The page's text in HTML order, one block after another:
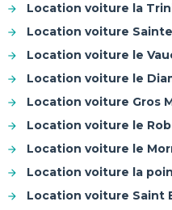
Location voiture la
Location voiture
Location voiture le
Location voiture le
Location voiture Gros
Location voiture le
Location voiture le
Location voiture la
Location voiture Saint